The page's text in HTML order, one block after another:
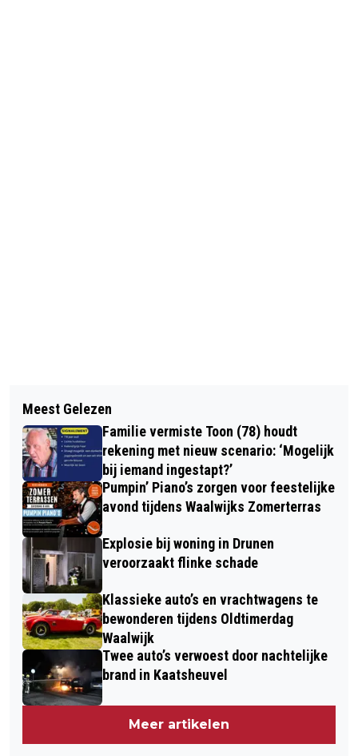
CLUBICOON HANS MULDER VERTREKT
BIJ RKC WAALWIJK
VAN BOWLEN TOT BOOTTOCHT:
SENIORENMAATJES LANGSTRAAT
VOLOP IN BEWEGING
Meest Gelezen
Familie vermiste Toon (78) houdt
rekening met nieuw scenario: ‘Mogelijk
bij iemand ingestapt?’
Pumpin’ Piano’s zorgen voor feestelijke
avond tijdens Waalwijks Zomerterras
Explosie bij woning in Drunen
veroorzaakt flinke schade
Klassieke auto’s en vrachtwagens te
bewonderen tijdens Oldtimerdag
Waalwijk
Twee auto’s verwoest door nachtelijke
brand in Kaatsheuvel
Meer artikelen